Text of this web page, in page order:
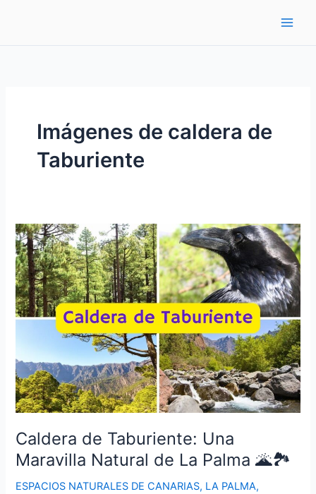
Imágenes de caldera de
Taburiente
Caldera de Taburiente: Una
Maravilla Natural de La Palma 🌋🏞️
ESPACIOS NATURALES DE CANARIAS, LA PALMA,